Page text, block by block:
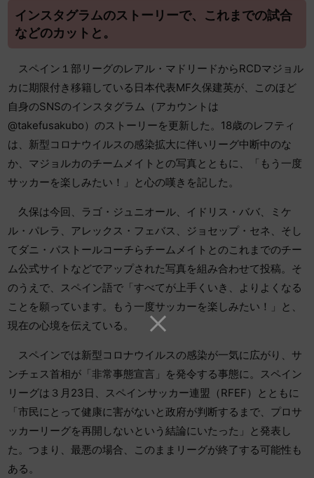
インスタグラムのストーリーで、これまでの試合
などのカットと。
スペイン１部リーグのレアル・マドリードからRCDマジョル
カに期限付き移籍している日本代表MF久保建英が、このほど
自身のSNSのインスタグラム（アカウントは
@takefusakubo）のストーリーを更新した。18歳のレフティ
は、新型コロナウイルスの感染拡大に伴いリーグ中断中のな
か、マジョルカのチームメイトとの写真とともに、「もう一度
サッカーを楽しみたい！」と心の嘆きを記した。
久保は今回、ラゴ・ジュニオール、イドリス・ババ、ミケ
ル・パレラ、アレックス・フェバス、ジョセップ・セネ、そし
てダニ・パストールコーチらチームメイトとのこれまでのチー
ム公式サイトなどでアップされた写真を組み合わせて投稿。そ
のうえで、スペイン語で「すべてが上手くいき、よりよくなる
ことを願っています。もう一度サッカーを楽しみたい！」と、
現在の心境を伝えている。
スペインでは新型コロナウイルスの感染が一気に広がり、サ
ンチェス首相が「非常事態宣言」を発令する事態に。スペイン
リーグは３月23日、スペインサッカー連盟（RFEF）とともに
「市民にとって健康に害がないと政府が判断するまで、プロサ
ッカーリーグを再開しないという結論にいたった」と発表し
た。つまり、最悪の場合、このままリーグが終了する可能性も
ある。